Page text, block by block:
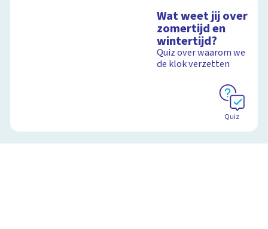
Wat weet jij over
zomertijd en
wintertijd?
Quiz over waarom we
de klok verzetten
Quiz